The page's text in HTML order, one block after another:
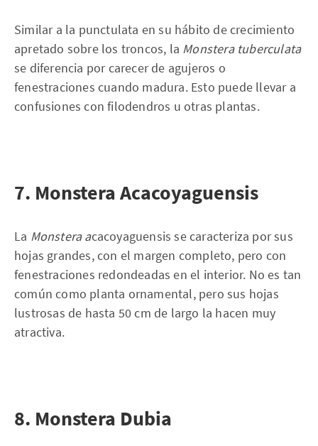
Similar a la punctulata en su hábito de crecimiento
apretado sobre los troncos, la Monstera tuberculata
se diferencia por carecer de agujeros o
fenestraciones cuando madura. Esto puede llevar a
confusiones con filodendros u otras plantas.
7. Monstera Acacoyaguensis
La Monstera acacoyaguensis se caracteriza por sus
hojas grandes, con el margen completo, pero con
fenestraciones redondeadas en el interior. No es tan
común como planta ornamental, pero sus hojas
lustrosas de hasta 50 cm de largo la hacen muy
atractiva.
8. Monstera Dubia